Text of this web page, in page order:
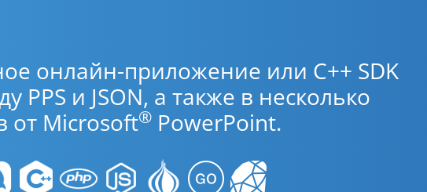
онлайн-приложение или C++ SDK
PPS и JSON, а также в несколько
от Microsoft® PowerPoint.